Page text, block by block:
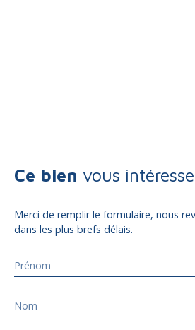
Ce bien vous
Merci de remplir le formulaire, nous
dans les plus brefs délais.
Prénom
Nom